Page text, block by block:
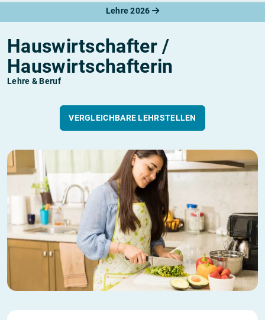
Lehre 2026
Hauswirtschafter /
Hauswirtschafterin
Lehre & Beruf
VERGLEICHBARE LEHRSTELLEN